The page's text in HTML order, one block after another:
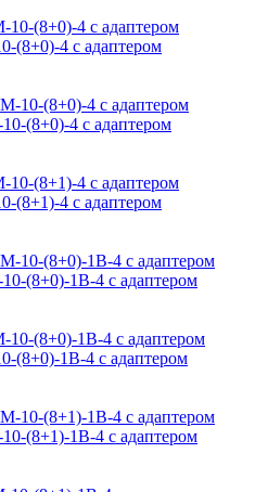
(8+0)-4 с адаптером
(8+0)-4 с адаптером
(8+1)-4 с адаптером
(8+0)-1В-4 с адаптером
(8+0)-1В-4 с адаптером
(8+1)-1В-4 с адаптером